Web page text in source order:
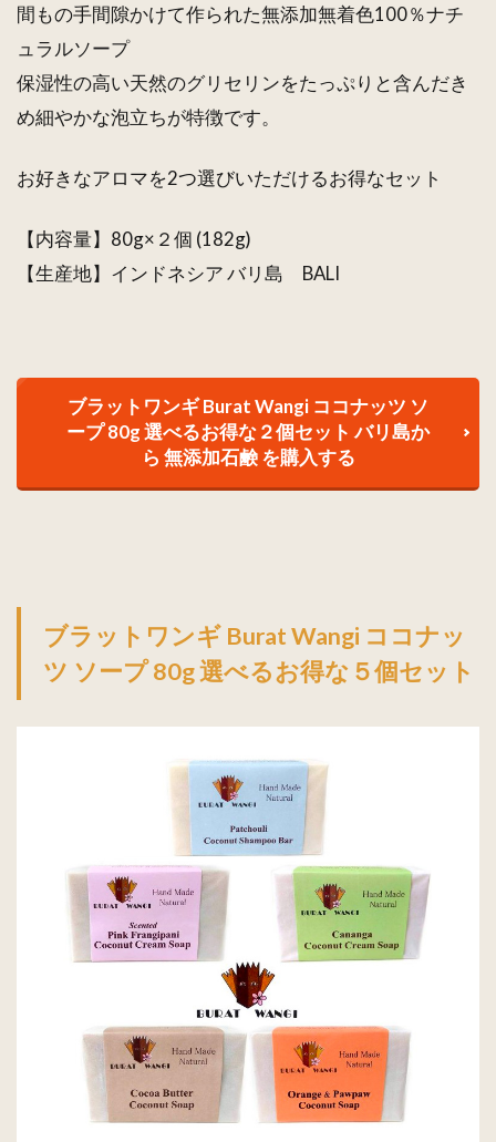
間もの手間隙かけて作られた無添加無着色100％ナチ
ュラルソープ
保湿性の高い天然のグリセリンをたっぷりと含んだき
め細やかな泡立ちが特徴です。
お好きなアロマを2つ選びいただけるお得なセット
【内容量】80g×２個 (182g)
【生産地】インドネシア バリ島 BALI
ブラットワンギ Burat Wangi ココナッツ ソ
ープ 80g 選べるお得な２個セット バリ島か
ら 無添加石鹸 を購入する
ブラットワンギ Burat Wangi ココナッ
ツ ソープ 80g 選べるお得な５個セット